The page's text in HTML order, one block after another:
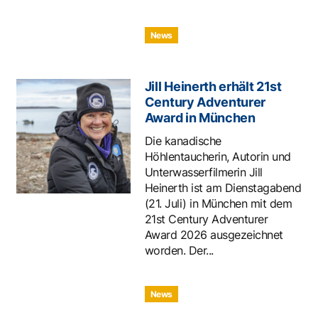
News
Jill Heinerth erhält 21st
Century Adventurer
Award in München
Die kanadische
Höhlentaucherin, Autorin und
Unterwasserfilmerin Jill
Heinerth ist am Dienstagabend
(21. Juli) in München mit dem
21st Century Adventurer
Award 2026 ausgezeichnet
worden. Der...
News